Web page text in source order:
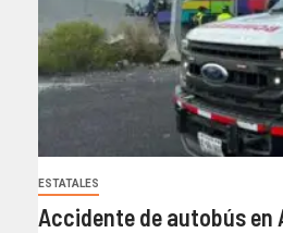
ESTATALES
Accidente de autobús